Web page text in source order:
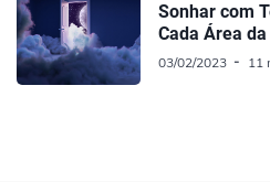
Sonhar com
Cada Área
03/02/2023 11